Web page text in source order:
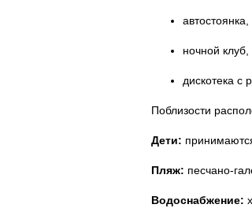
автостоянка,
ночной клуб,
дискотека с
Поблизости
Дети:
Пляж: песчано-
Водоснабжение: